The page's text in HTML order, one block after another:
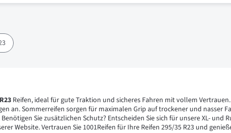
Reifen, ideal für gute Traktion und sicheres Fahren mit vollem
an. Sommerreifen sorgen für maximalen Grip auf trockener und nasser
Sie zusätzlichen Schutz? Entscheiden Sie sich für unsere XL-
Website. Vertrauen Sie 1001Reifen für Ihre Reifen 295/35 R23 und